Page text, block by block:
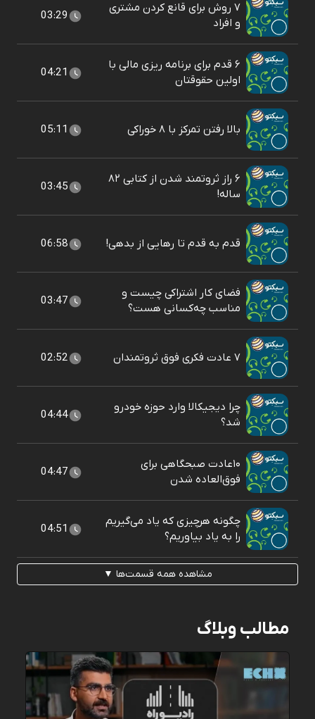
۷ روش برای قانع کردن مشتری
و افراد
03:29
۶ قدم برای برنامه ریزی مالی با
اولین حقوقتان
04:21
بالا رفتن تمرکز با ۸ خوراکی 05:11
۶ راز ثروتمند شدن از کتابی ۸۲
ساله!
03:45
قدم به قدم تا رهایی از بدهی! 06:58
فضای کار اشتراکی چیست و
مناسب چه‌کسانی هست؟
03:47
۷ عادت فکری فوق ثروتمندان 02:52
چرا دیجیکالا وارد حوزه خودرو
شد؟
04:44
۱۰عادت صبحگاهی برای
فوق‌العاده شدن
04:47
چگونه هرچیزی که یاد می‌گیریم
را به یاد بیاوریم؟
04:51
مشاهده همه قسمت‌ها ▼
مطالب وبلاگ